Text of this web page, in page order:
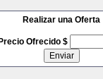
Realizar una Oferta
Precio Ofrecido $